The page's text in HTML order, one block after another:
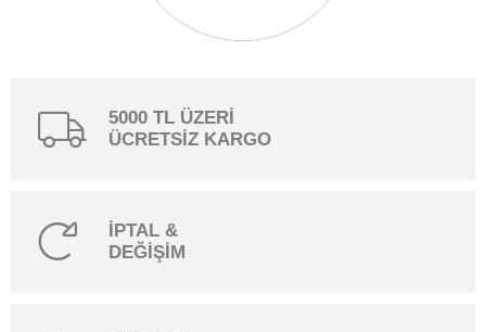
5000 TL ÜZERİ
ÜCRETSİZ KARGO
İPTAL &
DEĞİŞİM